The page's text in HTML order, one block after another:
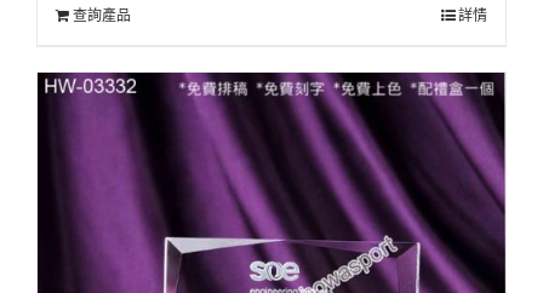
查詢產品 詳情